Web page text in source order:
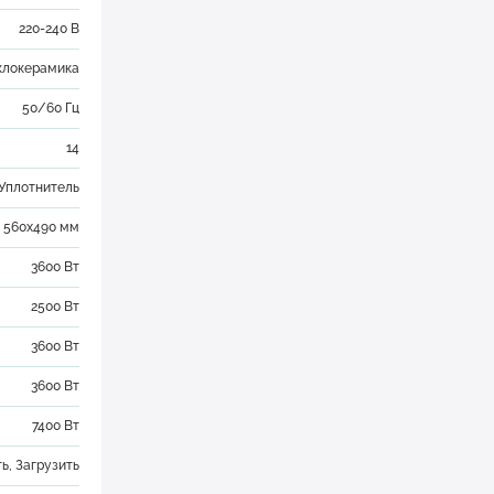
220-240 В
50/60 Гц
14
560x490 мм
3600 Вт
2500 Вт
3600 Вт
3600 Вт
7400 Вт
, Загрузить